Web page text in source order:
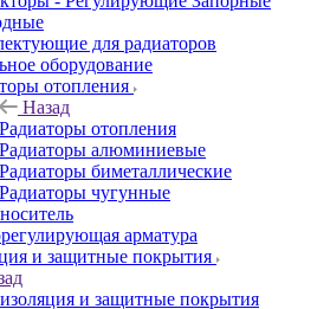
для радиаторов
оборудование
отопления
Назад
Радиаторы отопления
Радиаторы алюминиевые
Радиаторы биметаллические
Радиаторы чугунные
арматура
и защитные покрытия
и защитные покрытия